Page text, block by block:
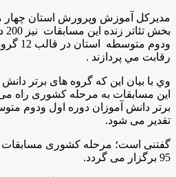
مدیرکل آموزش وپرورش استان چهار
رقابت مي پردازند .
وي با بیان این که گروه های برتر
این مسابقات به مرحله کشوری راه می
برتر دانش آموزان دوره اول ودوم
تقدیر می شود.
گفتنی است؛ مرحله کشوری مسابقات
95 برگزار می گردد.